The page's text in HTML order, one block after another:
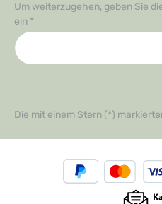
Um weiterzugehen, geben Sie
ein *
Die mit einem Stern (*)